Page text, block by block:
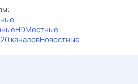
HDМестные
20 каналовНовостные